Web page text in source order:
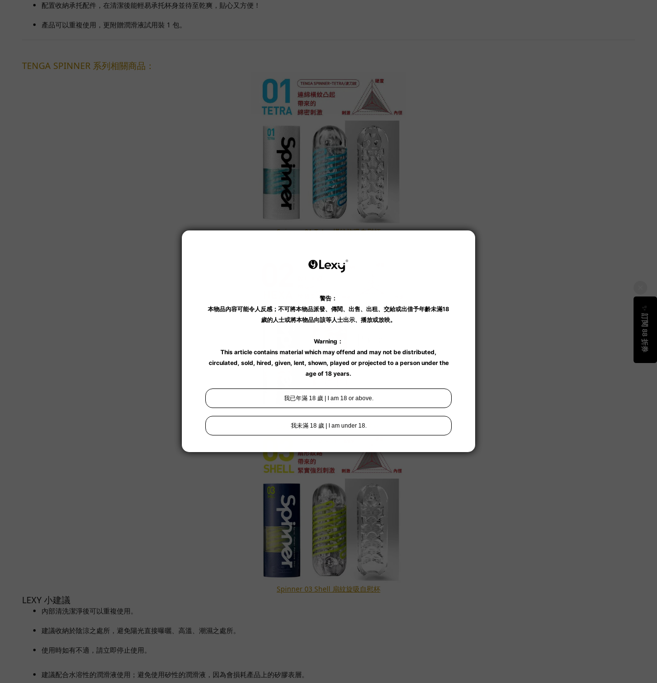
配置收納承托配件，在清潔後能輕易承托杯身並待至乾爽，貼心又方便！
產品可以重複使用，更附贈潤滑液試用裝 1 包。
TENGA SPINNER 系列相關商品：
Spinner 01 Tetra 橫紋旋吸自慰杯
Spinner 02 Hexa 角紋旋吸自慰杯
Spinner 03 Shell 扇紋旋吸自慰杯
LEXY 小建議
內部清洗潔淨後可以重複使用。
建議收納於陰涼之處所，避免陽光直接曝曬、高溫、潮濕之處所。
使用時如有不適，請立即停止使用。
建議配合水溶性的潤滑液使用；避免使用矽性的潤滑液，因為會損耗產品上的矽膠表層。